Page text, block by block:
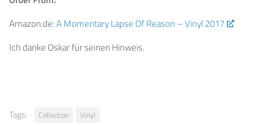
Amazon.de:A Momentary Lapse Of Reason – Vinyl 2017
Ich danke Oskar für seinen Hinweis.
Tags: Collection Vinyl